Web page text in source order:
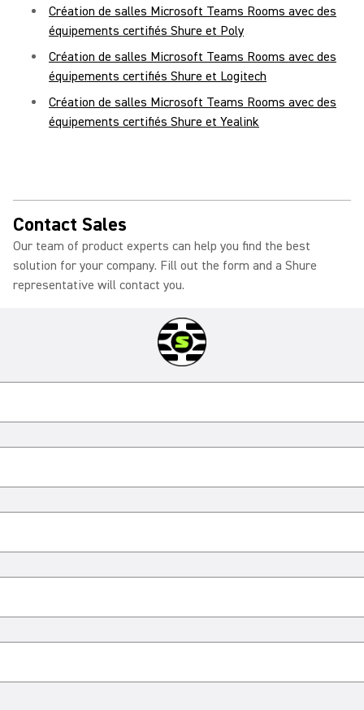
Création de salles Microsoft Teams Rooms avec des
équipements certifiés Shure et Poly
Création de salles Microsoft Teams Rooms avec des
équipements certifiés Shure et Logitech
Création de salles Microsoft Teams Rooms avec des
équipements certifiés Shure et Yealink
Contact Sales
Our team of product experts can help you find the best
solution for your company. Fill out the form and a Shure
representative will contact you.